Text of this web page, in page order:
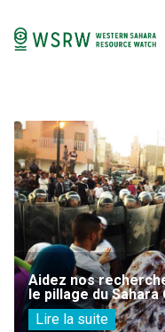
Aidez nos
le pillage du Sahara
Lire la suite